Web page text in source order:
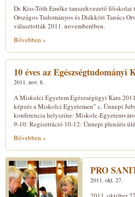
Dr. Kiss-Tóth Emőke tanszékvezető
Országos Tudományos és Diákköri Tanács
választották 2011. novemberében.
Bővebben »
10 éves az Egészségtudományi
2011. nov. 8.
A Miskolci Egyetem Egészségügyi Kara
képzés a Miskolci Egyetemen” c. Ünnepi
konferencia helyszíne: Miskolc-
9-10: Regisztráció 10-12: Ünnepi plenáris
Bővebben »
PRO
2011. okt. 27.